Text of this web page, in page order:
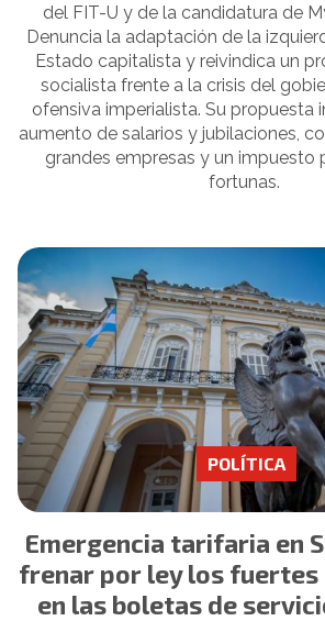
del FIT-U y de la candidatura de
Denuncia la adaptación de la
Estado capitalista y reivindica un
socialista frente a la crisis del
ofensiva imperialista. Su propuesta
aumento de salarios y jubilaciones,
grandes empresas y un impuesto
fortunas.
Emergencia tarifaria en
frenar por ley los fuertes
en las boletas de
POLÍTICA